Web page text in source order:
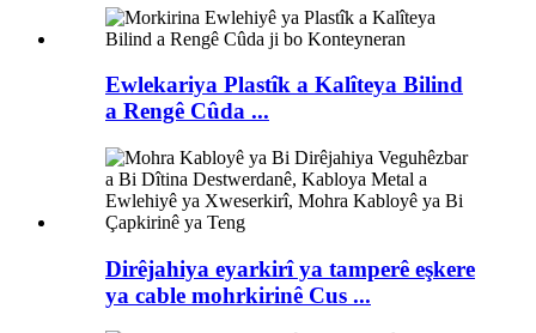
Ewlekariya Plastîk a Kalîteya Bilind
a Rengê Cûda ...
Dirêjahiya eyarkirî ya tamperê eşkere
ya cable mohrkirinê Cus ...